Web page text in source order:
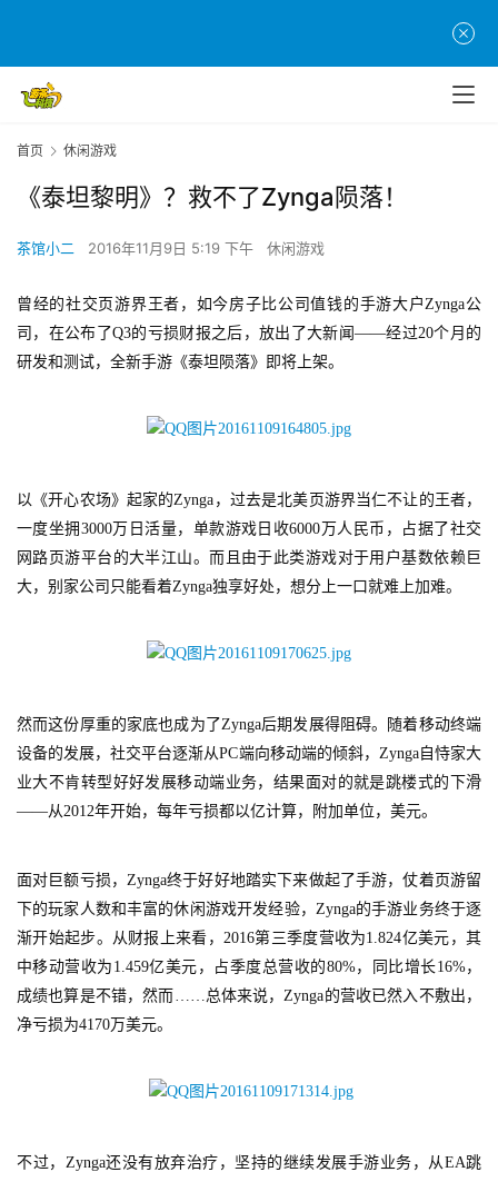
首页 休闲游戏
《泰坦黎明》？救不了Zynga陨落！
茶馆小二 2016年11月9日 5:19 下午 休闲游戏
曾经的社交页游界王者，如今房子比公司值钱的手游大户Zynga公
司，在公布了Q3的亏损财报之后，放出了大新闻——经过20个月的
研发和测试，全新手游《泰坦陨落》即将上架。
以《开心农场》起家的Zynga，过去是北美页游界当仁不让的王者，
一度坐拥3000万日活量，单款游戏日收6000万人民币，占据了社交
网路页游平台的大半江山。而且由于此类游戏对于用户基数依赖巨
大，别家公司只能看着Zynga独享好处，想分上一口就难上加难。
然而这份厚重的家底也成为了Zynga后期发展得阻碍。随着移动终端
设备的发展，社交平台逐渐从PC端向移动端的倾斜，Zynga自恃家大
业大不肯转型好好发展移动端业务，结果面对的就是跳楼式的下滑
——从2012年开始，每年亏损都以亿计算，附加单位，美元。
面对巨额亏损，Zynga终于好好地踏实下来做起了手游，仗着页游留
下的玩家人数和丰富的休闲游戏开发经验，Zynga的手游业务终于逐
渐开始起步。从财报上来看，2016第三季度营收为1.824亿美元，其
中移动营收为1.459亿美元，占季度总营收的80%，同比增长16%，
成绩也算是不错，然而……总体来说，Zynga的营收已然入不敷出，
净亏损为4170万美元。
不过，Zynga还没有放弃治疗，坚持的继续发展手游业务，从EA跳